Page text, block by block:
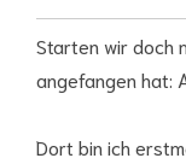
Starten wir doch
angefangen hat:
Dort bin ich